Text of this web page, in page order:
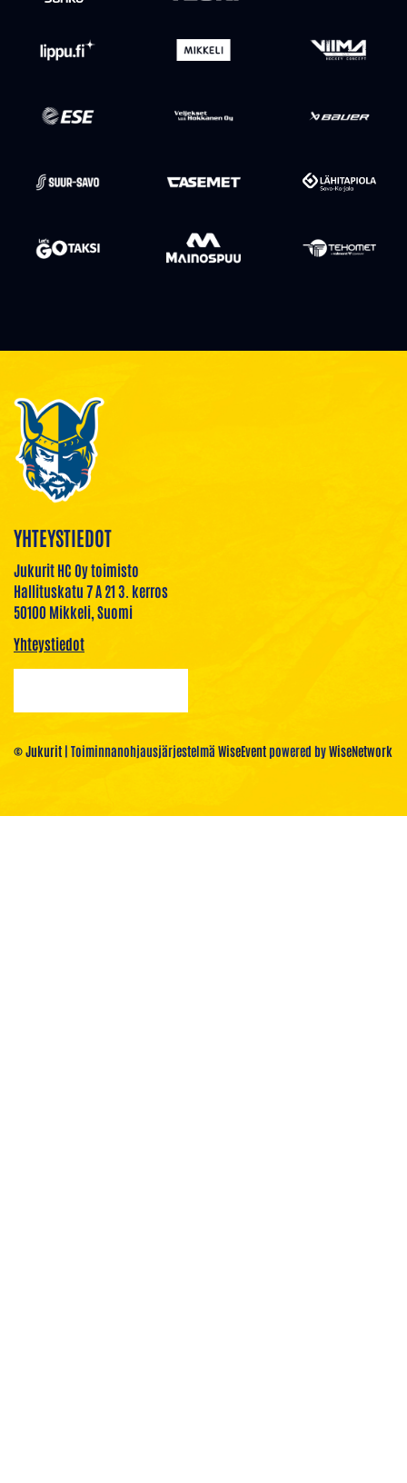
YHTEYSTIEDOT
Jukurit HC Oy toimisto
Hallituskatu 7 A 21 3. kerros
50100 Mikkeli, Suomi
Yhteystiedot
© Jukurit | Toiminnanohjausjärjestelmä WiseEventpowered byWiseNetwork